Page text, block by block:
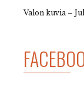
Valon kuvia –